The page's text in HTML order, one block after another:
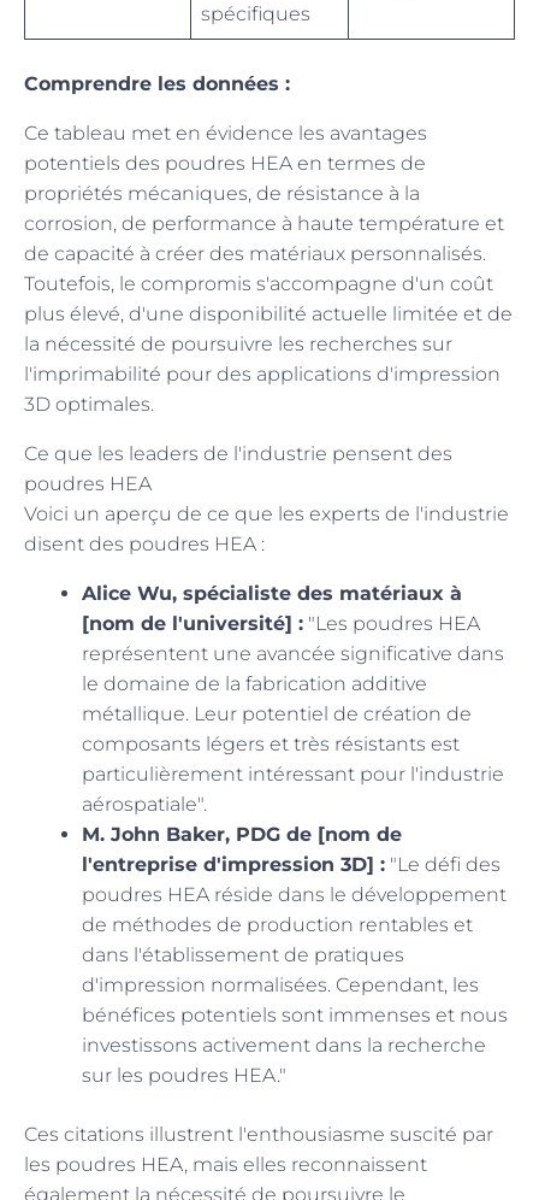
spécifiques
Comprendre les données :
Ce tableau met en évidence les avantages
potentiels des poudres HEA en termes de
propriétés mécaniques, de résistance à la
corrosion, de performance à haute température et
de capacité à créer des matériaux personnalisés.
Toutefois, le compromis s'accompagne d'un coût
plus élevé, d'une disponibilité actuelle limitée et de
la nécessité de poursuivre les recherches sur
l'imprimabilité pour des applications d'impression
3D optimales.
Ce que les leaders de l'industrie pensent des
poudres HEA
Voici un aperçu de ce que les experts de l'industrie
disent des poudres HEA :
Alice Wu, spécialiste des matériaux à
[nom de l'université] : "Les poudres HEA
représentent une avancée significative dans
le domaine de la fabrication additive
métallique. Leur potentiel de création de
composants légers et très résistants est
particulièrement intéressant pour l'industrie
aérospatiale".
M. John Baker, PDG de [nom de
l'entreprise d'impression 3D] : "Le défi des
poudres HEA réside dans le développement
de méthodes de production rentables et
dans l'établissement de pratiques
d'impression normalisées. Cependant, les
bénéfices potentiels sont immenses et nous
investissons activement dans la recherche
sur les poudres HEA."
Ces citations illustrent l'enthousiasme suscité par
les poudres HEA, mais elles reconnaissent
également la nécessité de poursuivre le